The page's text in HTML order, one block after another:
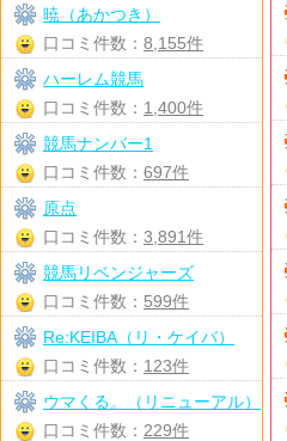
暁（あかつき）
口コミ件数： 8,155件
ハーレム競馬
口コミ件数： 1,400件
競馬ナンバー1
口コミ件数： 697件
原点
口コミ件数： 3,891件
競馬リベンジャーズ
口コミ件数： 599件
Re:KEIBA（リ・ケイバ）
口コミ件数： 123件
ウマくる。（リニューアル）
口コミ件数： 229件